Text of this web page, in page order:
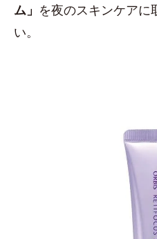
ム」 を夜のスキンケアに
い。